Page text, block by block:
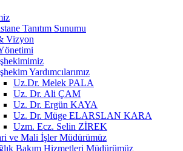
Tanıtım Sunumu
Vizyon
Yardımcılarımız
Uz.Dr. Melek PALA
Uz. Dr. Ali ÇAM
Uz. Dr. Ergün KAYA
Uz. Dr. Müge ELARSLAN KARA
Uzm. Ecz. Selin ZİREK
ve Mali İşler Müdürümüz
Bakım Hizmetleri Müdürümüz